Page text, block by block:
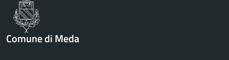
Comune di Meda